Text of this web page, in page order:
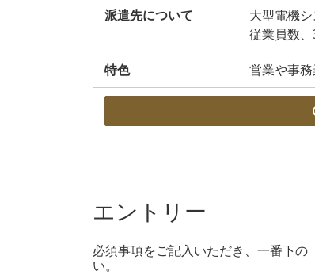
派遣先について
大型電機
従業員数、
特色 営業や事
エントリー
必須事項をご記入いただき、一番下
い。